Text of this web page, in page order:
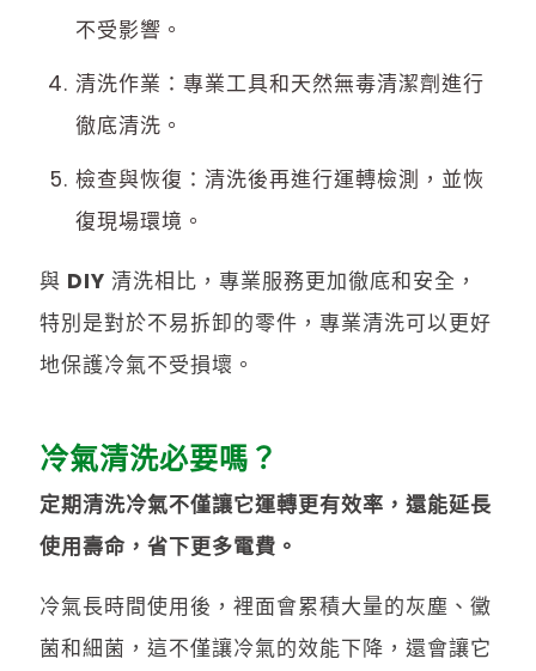
不受影響。
清洗作業：專業工具和天然無毒清潔劑進行
徹底清洗。
檢查與恢復：清洗後再進行運轉檢測，並恢
復現場環境。
與 DIY 清洗相比，專業服務更加徹底和安全，
特別是對於不易拆卸的零件，專業清洗可以更好
地保護冷氣不受損壞。
冷氣清洗必要嗎？
定期清洗冷氣不僅讓它運轉更有效率，還能延長
使用壽命，省下更多電費。
冷氣長時間使用後，裡面會累積大量的灰塵、黴
菌和細菌，這不僅讓冷氣的效能下降，還會讓它